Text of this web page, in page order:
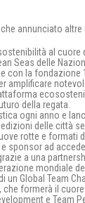
annunciato
al cuore
Seas delle
con la fondazione
amplificare
della regata.
ogni anno e
delle città
rotte e formati
sponsor ad
a una
mondiale
un Global Team
che formerà il
e Team